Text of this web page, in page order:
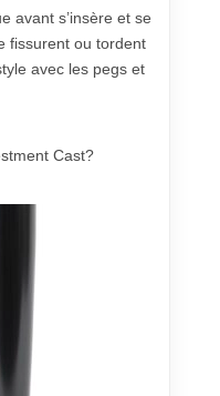
avant s’insère et se
fissurent ou tordent
avec les pegs et
Cast?